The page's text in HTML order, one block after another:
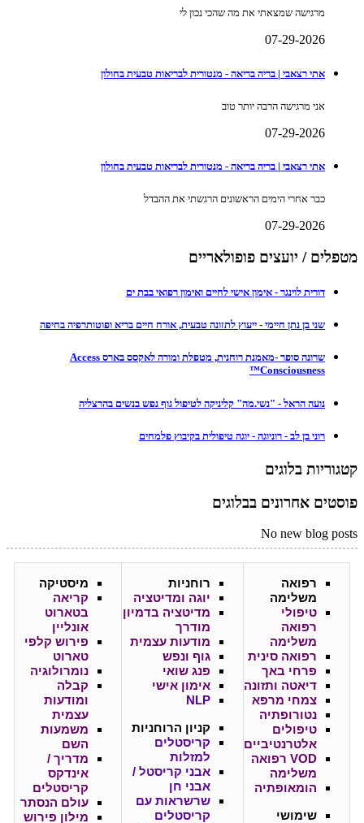
מרגישה שמצאתי את מה שהכי נכון לי
07-29-2026
אתי רצאבי | בריה בריאה - מנטורית לבריאות טבעית בחולון
אני מרגישה הרבה יותר טוב
07-29-2026
אתי רצאבי | בריה בריאה - מנטורית לבריאות טבעית בחולון
כבר אחרי הימים הראשונים הרגשתי את ההבדל
07-29-2026
מטפלים / יועצים פופולאריים
דורית לוינגר - אימון אישי לחיים ואימון רפואי בבת ים
שני בן נתן חיימי - ייעוץ לתזונה טבעית, אורח חיים בריא ופוטותרפיה בחיפה
שרונה סופר -מאמנת רוחנית, מטפלת ומורה לאקסס בארס Access
Consciousness™
נועה הראל - "נשי.מה" קליניקה לטיפול גוף נפש בנשים בהרצליה
רוני בן לב - רוניוגה - יוגה טיפולית בקיבוץ פלמחים
קטגוריות בלוגים
פוסטים אחרונים בבלוגים
No new blog posts
רפואה
משלימה
טיפולי
רפואה
משלימה
רפואה סינית
פרחי באך
דיאטה ותזונה
צמחי מרפא
נטורופתיה
טיפולים
אלטרנטיביים
VOD רפואה
משלימה
הומאופתיה
שימושי
רוחניות
יוגה ומדיטציה
מדיטציה בדמיון
מודרך
מודעות עצמית
גוף ונפש
פנג שואי
אימון אישי
NLP
קניון הרוחניות
קריסטלים
למזלות
אבני קריסטל /
אבני חן
שרשראות עם
קריסטלים
מיסטיקה
קריאה
בטארוט
אונליין
פירוש קלפי
טארוט
נומרולוגיה
קבלה
ומודעות
עצמית
משמעות
השם
מדריך /
אינדקס
קריסטלים
עולם הנסתר
מילון פירוש